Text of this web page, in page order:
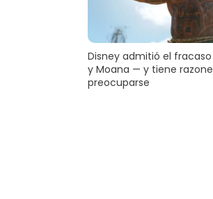
Disney admitió el
y Moana — y tiene
preocuparse